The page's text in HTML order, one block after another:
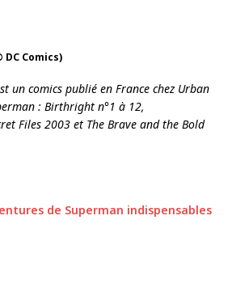
Comics)
un comics publié en France chez Urban
: Birthright n°1 à 12,
Files 2003 et The Brave and the Bold
de Superman indispensables